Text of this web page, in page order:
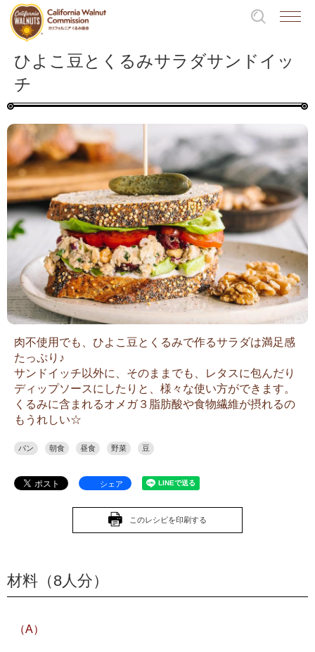
ひよこ豆とくるみサラダサンドイッ
チ
肉不使用でも、ひよこ豆とくるみで作るサラダは満足感
たっぷり♪
サンドイッチ以外に、そのままでも、レタスに包んだり
ディップソースにしたりと、様々な使い方ができます。
くるみに含まれるオメガ３脂肪酸や食物繊維が摂れるの
もうれしい☆
パン 朝食 昼食 野菜 豆
シェア
このレシピを印刷する
材料（8人分）
（A）